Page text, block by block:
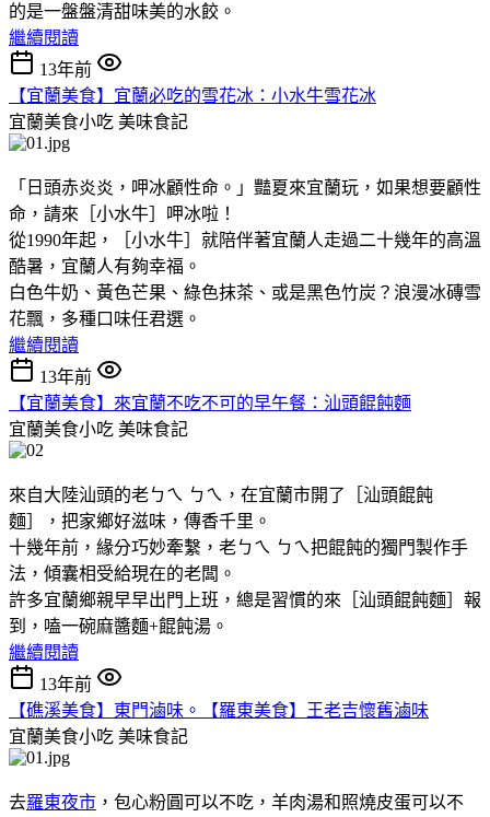
的是一盤盤清甜味美的水餃。
繼續閱讀
13年前
【宜蘭美食】宜蘭必吃的雪花冰：小水牛雪花冰
宜蘭美食小吃 美味食記
「日頭赤炎炎，呷冰顧性命。」豔夏來宜蘭玩，如果想要顧性
命，請來［小水牛］呷冰啦！
從1990年起，［小水牛］就陪伴著宜蘭人走過二十幾年的高溫
酷暑，宜蘭人有夠幸福。
白色牛奶、黃色芒果、綠色抹茶、或是黑色竹炭？浪漫冰磚雪
花飄，多種口味任君選。
繼續閱讀
13年前
【宜蘭美食】來宜蘭不吃不可的早午餐：汕頭餛飩麵
宜蘭美食小吃 美味食記
來自大陸汕頭的老ㄅㄟ ㄅㄟ，在宜蘭市開了［汕頭餛飩
麵］，把家鄉好滋味，傳香千里。
十幾年前，緣分巧妙牽繫，老ㄅㄟ ㄅㄟ把餛飩的獨門製作手
法，傾囊相受給現在的老闆。
許多宜蘭鄉親早早出門上班，總是習慣的來［汕頭餛飩麵］報
到，嗑一碗麻醬麵+餛飩湯。
繼續閱讀
13年前
【礁溪美食】東門滷味。【羅東美食】王老吉懷舊滷味
宜蘭美食小吃 美味食記
去羅東夜市 ，包心粉圓可以不吃，羊肉湯和照燒皮蛋可以不